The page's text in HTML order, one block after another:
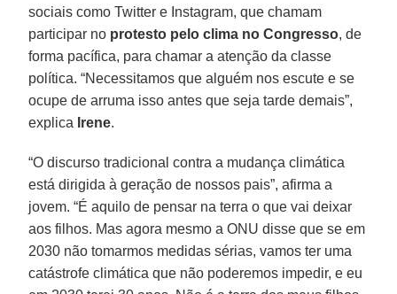
sociais como Twitter e Instagram, que chamam
participar no protesto pelo clima no Congresso, de
forma pacífica, para chamar a atenção da classe
política. “Necessitamos que alguém nos escute e se
ocupe de arruma isso antes que seja tarde demais”,
explica Irene.
“O discurso tradicional contra a mudança climática
está dirigida à geração de nossos pais”, afirma a
jovem. “É aquilo de pensar na terra o que vai deixar
aos filhos. Mas agora mesmo a ONU disse que se em
2030 não tomarmos medidas sérias, vamos ter uma
catástrofe climática que não poderemos impedir, e eu